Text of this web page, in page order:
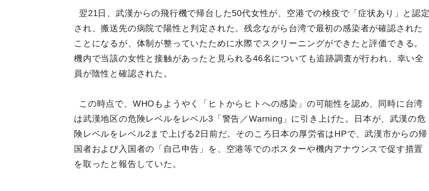
翌21日、武漢からの飛行機で帰台した50代女性が、空港での検疫で「症状あり」と認定
され、搬送先の病院で陽性と判定された。残念ながら台湾で最初の感染者が確認された
ことになるが、体制が整っていたために水際でスクリーニングができたと評価できる。
機内で当該の女性と接触があったと見られる46名についても追跡調査が行われ、幸い全
員が陰性と確認された。
この時点で、WHOもようやく「ヒトからヒトへの感染」の可能性を認め、同時に台湾
は武漢地区の危険レベルをレベル3「警告／Warning」に引き上げた。日本が、武漢の危
険レベルをレベル2まで上げる2日前だ。そのころ日本の厚労省はHPで、武漢市からの帰
国者および入国者の「自己申告」を、空港等でのポスターや機内アナウンスで促す措置
を取ったと報告していた。